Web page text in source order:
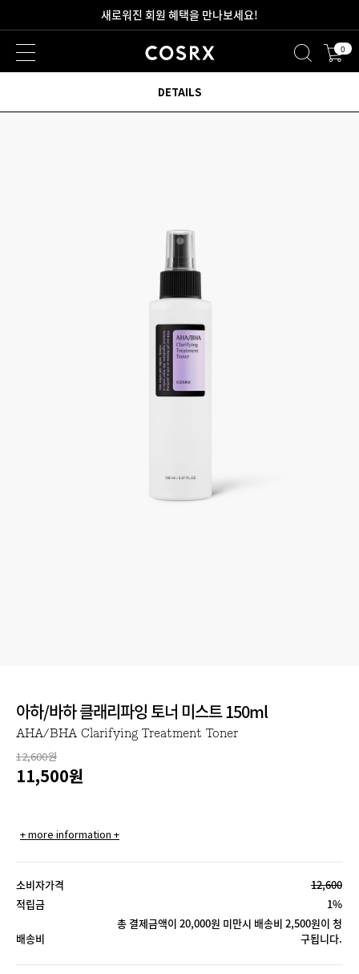
새로워진 회원 혜택을 만나보세요!
2만원 이상 무료 배송 0
아하/바하 클래리파잉 토너 미스트 150ml
AHA/BHA Clarifying Treatment Toner
12,600원
11,500원
+ more information +
소비자가격
12,600
적립금
1%
배송비
총 결제금액이 20,000원 미만시 배송비 2,500원이 청
구됩니다.
DETAILS